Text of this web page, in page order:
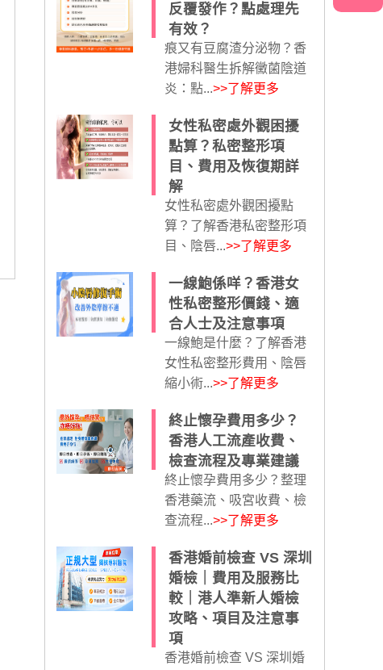
反覆發作？點處理先
有效？
痕又有豆腐渣分泌物？香
港婦科醫生拆解黴菌陰道
炎：點...>>了解更多
女性私密處外觀困擾
點算？私密整形項
目、費用及恢復期詳
解
女性私密處外觀困擾點
算？了解香港私密整形項
目、陰唇...>>了解更多
一線鮑係咩？香港女
性私密整形價錢、適
合人士及注意事項
一線鮑是什麼？了解香港
女性私密整形費用、陰唇
縮小術...>>了解更多
終止懷孕費用多少？
香港人工流產收費、
檢查流程及專業建議
終止懷孕費用多少？整理
香港藥流、吸宮收費、檢
查流程...>>了解更多
香港婚前檢查 VS 深圳
婚檢｜費用及服務比
較｜港人準新人婚檢
攻略、項目及注意事
項
香港婚前檢查 VS 深圳婚